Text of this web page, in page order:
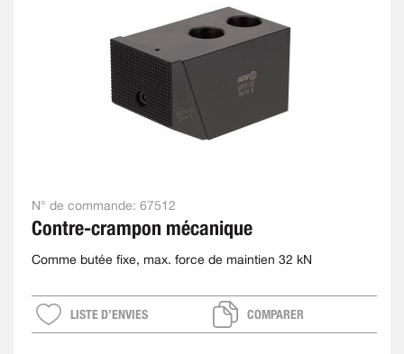
N° de commande: 67512
Contre-crampon mécanique
Comme butée fixe, max. force de maintien 32 kN
LISTE D’ENVIES COMPARER